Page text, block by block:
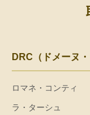
DRC（ドメーヌ
ロマネ・コンティ
ラ・ターシュ